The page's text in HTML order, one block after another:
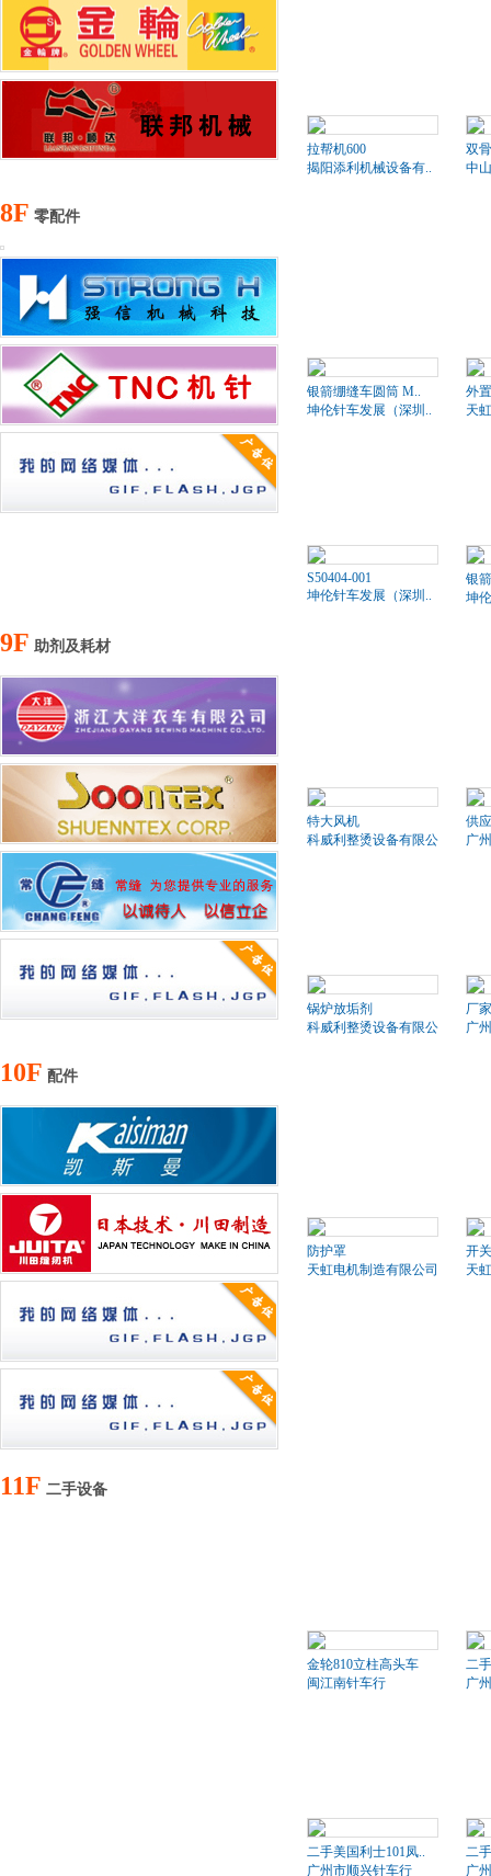
拉帮机600
揭阳添利机械设备有..
双
中
8F 零配件
银箭绷缝车圆筒 M..
坤伦针车发展（深圳..
外
天
S50404-001
坤伦针车发展（深圳..
银
坤
9F 助剂及耗材
特大风机
科威利整烫设备有限公司
供
广
锅炉放垢剂
科威利整烫设备有限公司
厂
广
10F 配件
防护罩
天虹电机制造有限公司
开关
天
11F 二手设备
金轮810立柱高头车
闽江南针车行
二
广
二手美国利士101凤..
广州市顺兴针车行
二
广